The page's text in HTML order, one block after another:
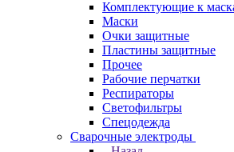
Комплектующие к
Маски
Очки защитные
Пластины защитные
Прочее
Рабочие перчатки
Респираторы
Светофильтры
Спецодежда
Сварочные электроды